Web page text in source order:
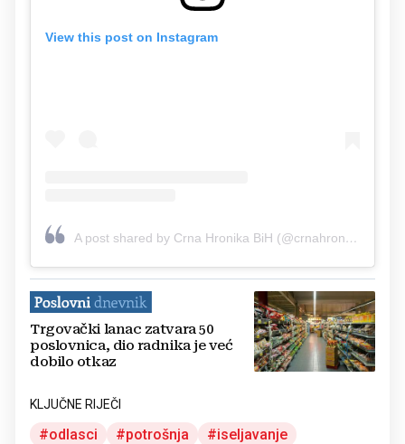
View this post on Instagram
A post shared by Crna Hronika BiH (@crnahronikabih)
Trgovački lanac zatvara 50
poslovnica, dio radnika je već
dobilo otkaz
KLJUČNE RIJEČI
odlasci potrošnja iseljavanje